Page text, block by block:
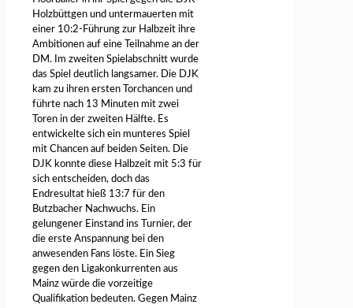
Holzbüttgen und untermauerten mit
einer 10:2-Führung zur Halbzeit ihre
Ambitionen auf eine Teilnahme an der
DM. Im zweiten Spielabschnitt wurde
das Spiel deutlich langsamer. Die DJK
kam zu ihren ersten Torchancen und
führte nach 13 Minuten mit zwei
Toren in der zweiten Hälfte. Es
entwickelte sich ein munteres Spiel
mit Chancen auf beiden Seiten. Die
DJK konnte diese Halbzeit mit 5:3 für
sich entscheiden, doch das
Endresultat hieß 13:7 für den
Butzbacher Nachwuchs. Ein
gelungener Einstand ins Turnier, der
die erste Anspannung bei den
anwesenden Fans löste. Ein Sieg
gegen den Ligakonkurrenten aus
Mainz würde die vorzeitige
Qualifikation bedeuten. Gegen Mainz